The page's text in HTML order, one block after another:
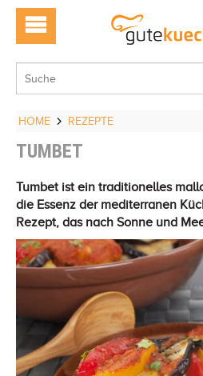
HOME REZEPTE
TUMBET
Tumbet ist ein traditionelles
die Essenz der mediterranen
Rezept, das nach Sonne und